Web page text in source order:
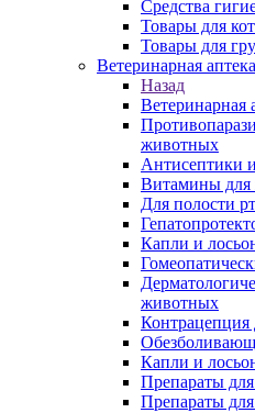
Средства
Товары для
Товары для
Ветеринарная аптека
Назад
Ветеринарная
животных
Антисептики
Витамины
Для полости
Капли и
животных
Капли и
Препараты
Препараты